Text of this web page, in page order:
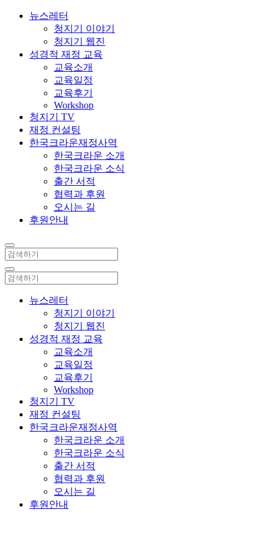
뉴스레터
청지기 이야기
청지기 웹진
성경적 재정 교육
교육소개
교육일정
교육후기
Workshop
청지기 TV
재정 컨설팅
한국크라운재정사역
한국크라운 소개
한국크라운 소식
출간 서적
협력과 후원
오시는 길
후원안내
뉴스레터
청지기 이야기
청지기 웹진
성경적 재정 교육
교육소개
교육일정
교육후기
Workshop
청지기 TV
재정 컨설팅
한국크라운재정사역
한국크라운 소개
한국크라운 소식
출간 서적
협력과 후원
오시는 길
후원안내